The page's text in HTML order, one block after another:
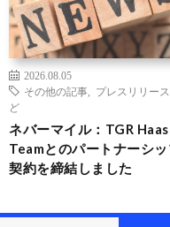
2026.08.05
その他の記事
プレスリリー
ど
ネバーマイル：TGR
Teamとのパートナーシ
契約を締結しました